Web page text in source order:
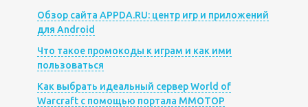
Обзор сайта APPDA.RU: центр игр и приложений
для Android
Что такое промокоды к играм и как ими
пользоваться
Как выбрать идеальный сервер World of
Warcraft с помощью портала MMOTOP